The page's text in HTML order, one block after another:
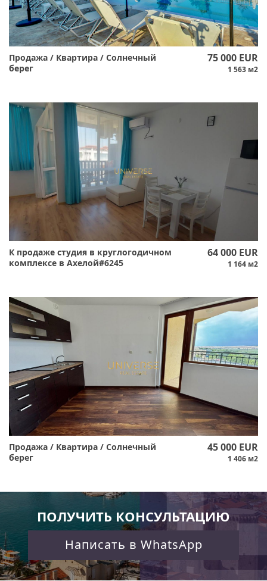
Продажа / Квартира / Солнечный
берег
75 000 EUR
1 563 м2
К продаже студия в круглогодичном
комплексе в Ахелой#6245
64 000 EUR
1 164 м2
Продажа / Квартира / Солнечный
берег
45 000 EUR
1 406 м2
ПОЛУЧИТЬ КОНСУЛЬТАЦИЮ
Написать в WhatsApp